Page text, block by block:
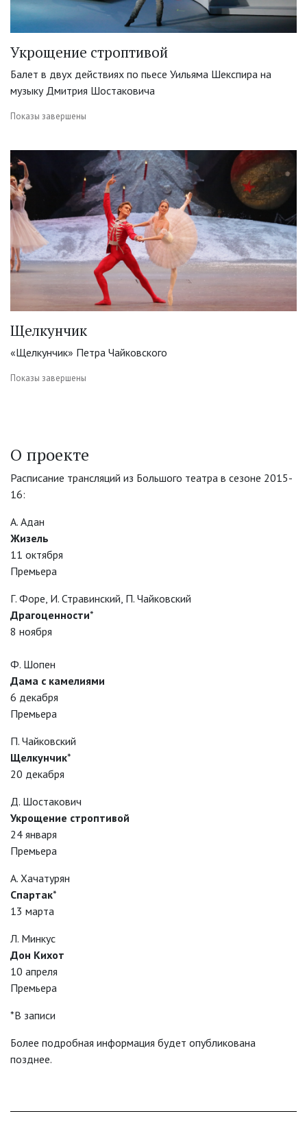
Укрощение строптивой
Балет в двух действиях по пьесе Уильяма Шекспира на
музыку Дмитрия Шостаковича
Показы завершены
Щелкунчик
«Щелкунчик» Петра Чайковского
Показы завершены
О проекте
Расписание трансляций из Большого театра в сезоне 2015-
16:
А. Адан
Жизель
11 октября
Премьера
Г. Форе, И. Стравинский, П. Чайковский
Драгоценности*
8 ноября
Ф. Шопен
Дама с камелиями
6 декабря
Премьера
П. Чайковский
Щелкунчик*
20 декабря
Д. Шостакович
Укрощение строптивой
24 января
Премьера
А. Хачатурян
Спартак*
13 марта
Л. Минкус
Дон Кихот
10 апреля
Премьера
*В записи
Более подробная информация будет опубликована
позднее.